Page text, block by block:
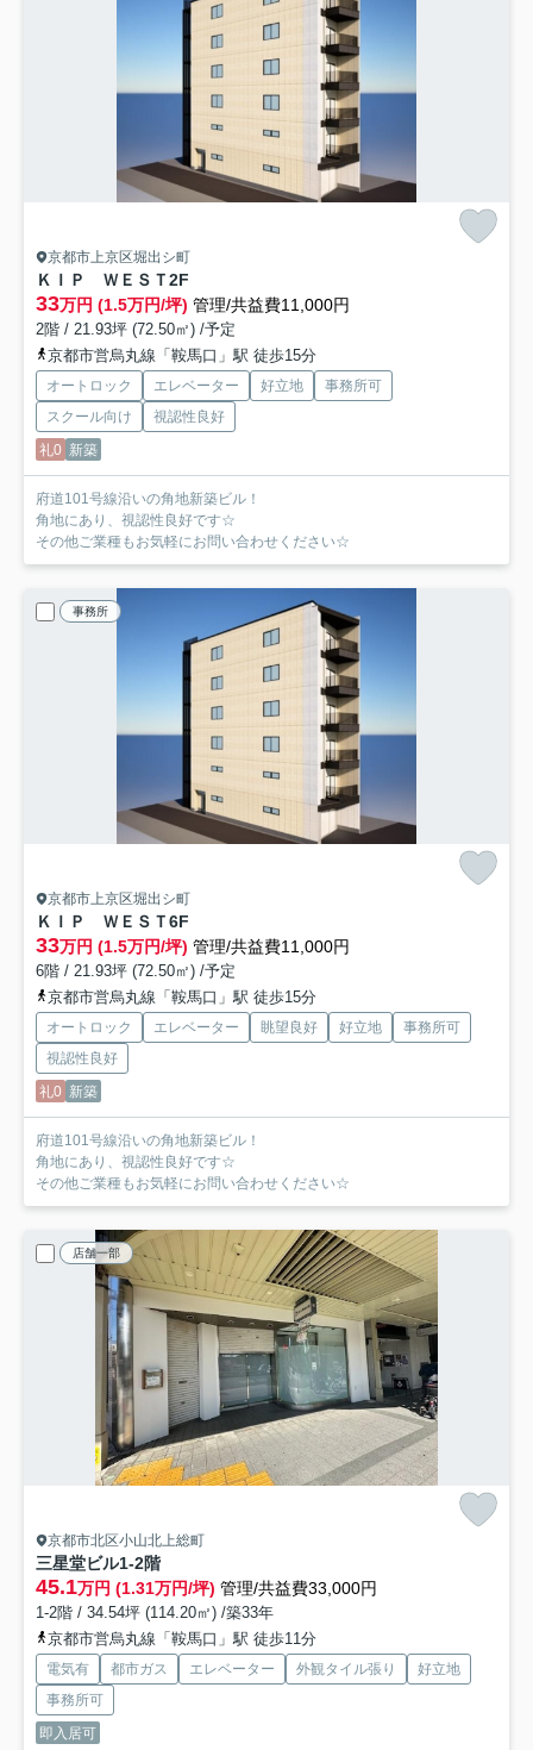
京都市上京区堀出シ町
ＫＩＰ ＷＥＳＴ2F
33万円 (1.5万円/坪) 管理/共益費11,000円
2階 / 21.93坪 (72.50㎡) /予定
京都市営烏丸線「鞍馬口」駅 徒歩15分
オートロック エレベーター 好立地
事務所可
スクール向け
視認性良好
礼0 新築
府道101号線沿いの角地新築ビル！
角地にあり、視認性良好です☆
その他ご業種もお気軽にお問い合わせください☆
事務所
京都市上京区堀出シ町
ＫＩＰ ＷＥＳＴ6F
33万円 (1.5万円/坪) 管理/共益費11,000円
6階 / 21.93坪 (72.50㎡) /予定
京都市営烏丸線「鞍馬口」駅 徒歩15分
オートロック エレベーター 眺望良好 好立地
事務所可
視認性良好
礼0 新築
府道101号線沿いの角地新築ビル！
角地にあり、視認性良好です☆
その他ご業種もお気軽にお問い合わせください☆
店舗一部
京都市北区小山北上総町
三星堂ビル1-2階
45.1万円 (1.31万円/坪) 管理/共益費33,000円
1-2階 / 34.54坪 (114.20㎡) /築33年
京都市営烏丸線「鞍馬口」駅 徒歩11分
電気有 都市ガス エレベーター 外観タイル張り
好立地
事務所可
即入居可